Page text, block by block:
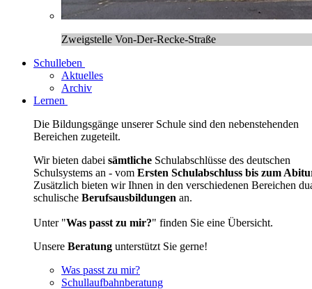
Zweigstelle Von-Der-Recke-Straße
Schulleben
Aktuelles
Archiv
Lernen
Die Bildungsgänge unserer Schule sind den nebenstehenden
Bereichen zugeteilt.
Wir bieten dabei sämtliche Schulabschlüsse des deutschen
Schulsystems an - vom Ersten Schulabschluss bis zum
Zusätzlich bieten wir Ihnen in den verschiedenen Bereichen
schulische Berufsausbildungen an.
Unter "Was passt zu mir?" finden Sie eine Übersicht.
Unsere Beratung unterstützt Sie gerne!
Was passt zu mir?
Schullaufbahnberatung